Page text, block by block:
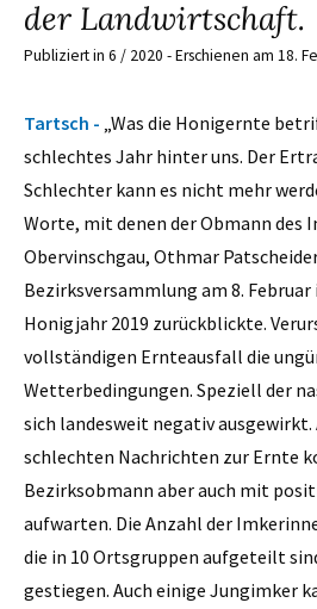
der Landwirtschaft.
Publiziert in 6 / 2020 - Erschienen am 18.
Tartsch - „Was die Honigernte
schlechtes Jahr hinter uns. Der
Schlechter kann es nicht mehr
Worte, mit denen der Obmann des
Obervinschgau, Othmar
Bezirksversammlung am 8. Februar
Honigjahr 2019 zurückblickte.
vollständigen Ernteausfall die
Wetterbedingungen. Speziell der
sich landesweit negativ ausgewirkt.
schlechten Nachrichten zur Ernte
Bezirksobmann aber auch mit
aufwarten. Die Anzahl der
die in 10 Ortsgruppen aufgeteilt
gestiegen. Auch einige Jungimker